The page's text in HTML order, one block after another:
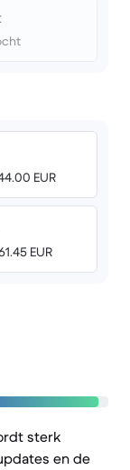
EUR
EUR
sterk
en de